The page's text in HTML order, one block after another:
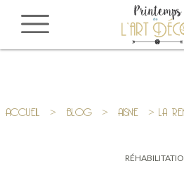
ACCUEIL > BLOG > AISNE > LA